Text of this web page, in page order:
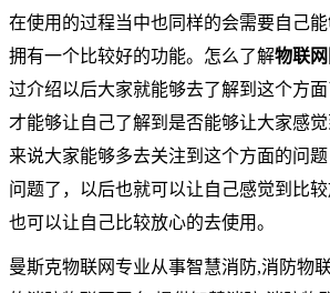
在使用的过程当中也同样的会需要自己
拥有一个比较好的功能。怎么了解物联
过介绍以后大家就能够去了解到这个方
才能够让自己了解到是否能够让大家感
来说大家能够多去关注到这个方面的问
问题了，以后也就可以让自己感觉到比较
也可以让自己比较放心的去使用。
曼斯克物联网专业从事智慧消防,消防物